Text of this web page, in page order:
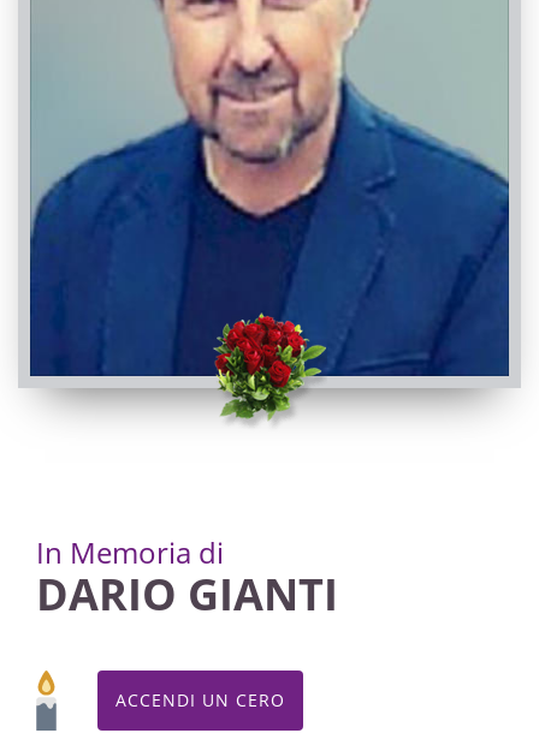
In Memoria di
DARIO GIANTI
ACCENDI UN CERO
Visibile a tutti gli utenti
INVIA CONDOGLIANZE